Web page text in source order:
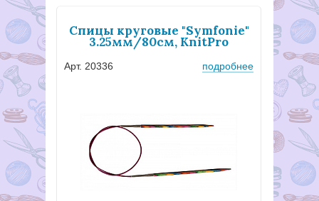
Спицы круговые "Symfonie"
3.25мм/80см, KnitPro
Арт. 20336 подробнее